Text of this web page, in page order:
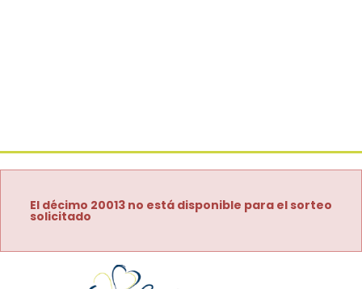
El décimo 20013 no está disponible para el sorteo
solicitado